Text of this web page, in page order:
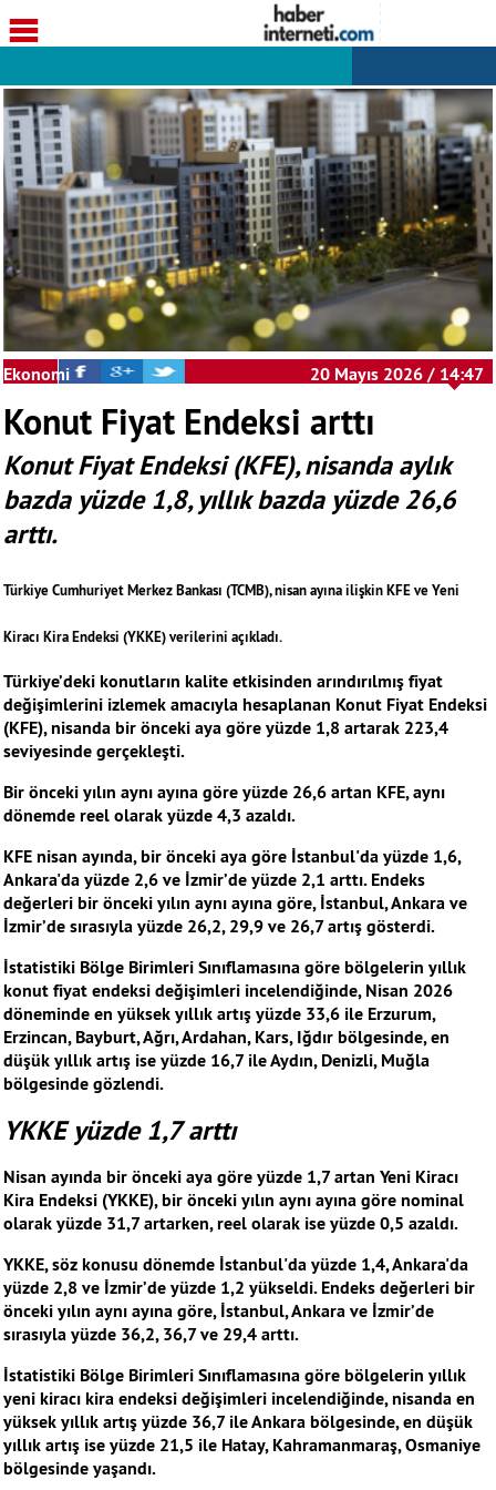
Ekonomi 20 Mayıs 2026 / 14:47
Konut Fiyat Endeksi arttı
Konut Fiyat Endeksi (KFE), nisanda aylık
bazda yüzde 1,8, yıllık bazda yüzde 26,6
arttı.
Türkiye Cumhuriyet Merkez Bankası (TCMB), nisan ayına ilişkin KFE ve Yeni
Kiracı Kira Endeksi (YKKE) verilerini açıkladı.
Türkiye’deki konutların kalite etkisinden arındırılmış fiyat
değişimlerini izlemek amacıyla hesaplanan Konut Fiyat Endeksi
(KFE), nisanda bir önceki aya göre yüzde 1,8 artarak 223,4
seviyesinde gerçekleşti.
Bir önceki yılın aynı ayına göre yüzde 26,6 artan KFE, aynı
dönemde reel olarak yüzde 4,3 azaldı.
KFE nisan ayında, bir önceki aya göre İstanbul'da yüzde 1,6,
Ankara'da yüzde 2,6 ve İzmir’de yüzde 2,1 arttı. Endeks
değerleri bir önceki yılın aynı ayına göre, İstanbul, Ankara ve
İzmir’de sırasıyla yüzde 26,2, 29,9 ve 26,7 artış gösterdi.
İstatistiki Bölge Birimleri Sınıflamasına göre bölgelerin yıllık
konut fiyat endeksi değişimleri incelendiğinde, Nisan 2026
döneminde en yüksek yıllık artış yüzde 33,6 ile Erzurum,
Erzincan, Bayburt, Ağrı, Ardahan, Kars, Iğdır bölgesinde, en
düşük yıllık artış ise yüzde 16,7 ile Aydın, Denizli, Muğla
bölgesinde gözlendi.
YKKE yüzde 1,7 arttı
Nisan ayında bir önceki aya göre yüzde 1,7 artan Yeni Kiracı
Kira Endeksi (YKKE), bir önceki yılın aynı ayına göre nominal
olarak yüzde 31,7 artarken, reel olarak ise yüzde 0,5 azaldı.
YKKE, söz konusu dönemde İstanbul'da yüzde 1,4, Ankara'da
yüzde 2,8 ve İzmir’de yüzde 1,2 yükseldi. Endeks değerleri bir
önceki yılın aynı ayına göre, İstanbul, Ankara ve İzmir’de
sırasıyla yüzde 36,2, 36,7 ve 29,4 arttı.
İstatistiki Bölge Birimleri Sınıflamasına göre bölgelerin yıllık
yeni kiracı kira endeksi değişimleri incelendiğinde, nisanda en
yüksek yıllık artış yüzde 36,7 ile Ankara bölgesinde, en düşük
yıllık artış ise yüzde 21,5 ile Hatay, Kahramanmaraş, Osmaniye
bölgesinde yaşandı.